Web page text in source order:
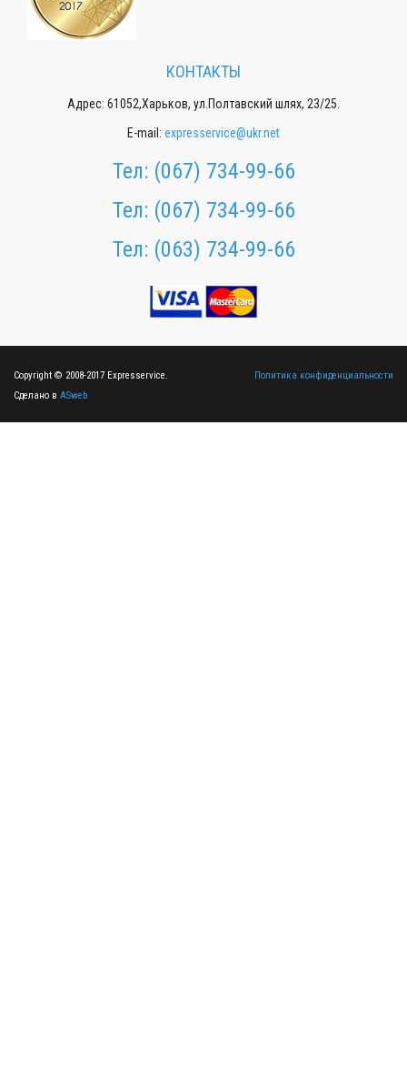
КОНТАКТЫ
Адрес: 61052,Харьков, ул.Полтавский шлях, 23/25.
E-mail: expresservice@ukr.net
Тел: (067) 734-99-66
Тел: (067) 734-99-66
Тел: (063) 734-99-66
Copyright © 2008-2017 Expresservice.
Сделано в ASweb
Политика конфиденциальности